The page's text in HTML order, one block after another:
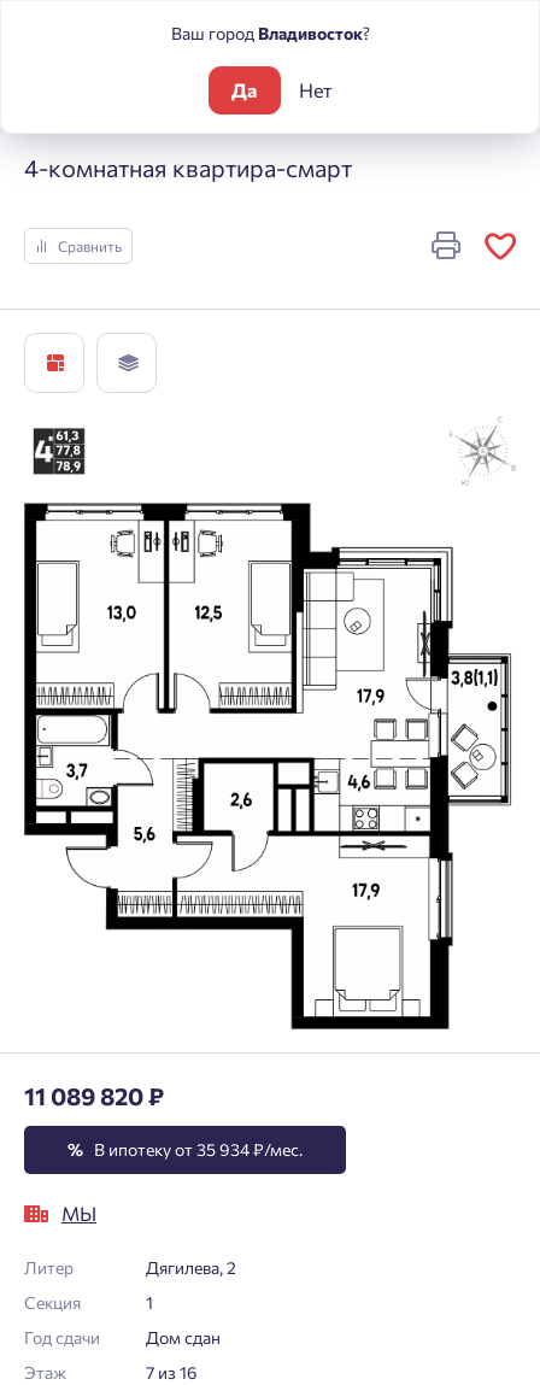
МЫ
4-комнатная квартира-смарт
Сравнить
11 089 820 ₽
% В ипотеку от 35 934 ₽/мес.
МЫ
Литер
Дягилева, 2
Секция
1
Год сдачи
Дом сдан
Этаж
7 из 16
Ваш город Владивосток?
Да Нет